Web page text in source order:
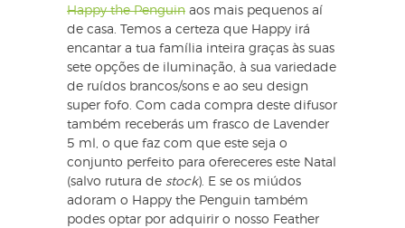
Happy the Penguin aos mais pequenos aí
de casa. Temos a certeza que Happy irá
encantar a tua família inteira graças às suas
sete opções de iluminação, à sua variedade
de ruídos brancos/sons e ao seu design
super fofo. Com cada compra deste difusor
também receberás um frasco de Lavender
5 ml, o que faz com que este seja o
conjunto perfeito para ofereceres este Natal
(salvo rutura de stock). E se os miúdos
adoram o Happy the Penguin também
podes optar por adquirir o nosso Feather